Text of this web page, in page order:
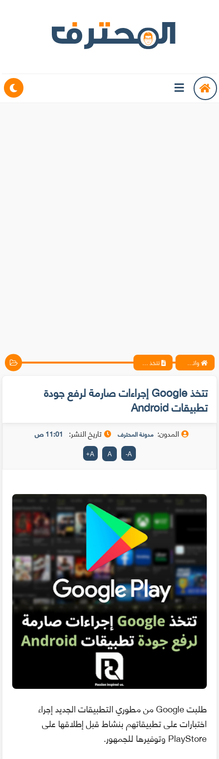
واتس آب ، فيسبوك ، أنترنت ، شروحات تقنية حصرية - المحترف تتخذ Google إجراءات صارمة لرفع جودة تطبيقات Android
تتخذ Google إجراءات صارمة لرفع جودة
تطبيقات Android
المدون: مدونة المحترف تاريخ النشر: 11:01 ص
A
-
A
A
+
طلبت Google من مطوري التطبيقات الجديد إجراء
اختبارات على تطبيقاتهم بنشاط قبل إطلاقها على
PlayStore وتوفيرها للجمهور.